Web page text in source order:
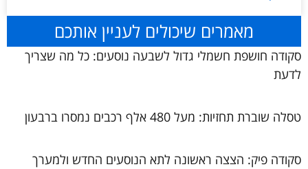
מאמרים שיכולים לעניין אותכם
סקודה חושפת חשמלי גדול לשבעה נוסעים: כל מה שצריך
לדעת
טסלה שוברת תחזיות: מעל 480 אלף רכבים נמסרו ברבעון
סקודה פיק: הצצה ראשונה לתא הנוסעים החדש ולמערך